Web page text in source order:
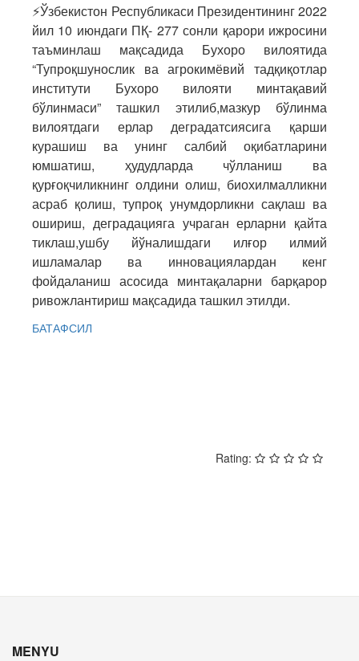
⚡️Ўзбекистон Республикаси Президентининг 2022
йил 10 июндаги ПҚ- 277 сонли қарори ижросини
таъминлаш мақсадида Бухоро вилоятида
“Тупроқшунослик ва агрокимёвий тадқиқотлар
институти Бухоро вилояти минтақавий
бўлинмаси” ташкил этилиб,мазкур бўлинма
вилоятдаги ерлар деградатсиясига қарши
курашиш ва унинг салбий оқибатларини
юмшатиш, ҳудудларда чўлланиш ва
қурғоқчиликнинг олдини олиш, биохилмалликни
асраб қолиш, тупроқ унумдорликни сақлаш ва
ошириш, деградацияга учраган ерларни қайта
тиклаш,ушбу йўналишдаги илғор илмий
ишламалар ва инновациялардан кенг
фойдаланиш асосида минтақаларни барқарор
ривожлантириш мақсадида ташкил этилди.
БАТАФСИЛ
Rating:
MENYU